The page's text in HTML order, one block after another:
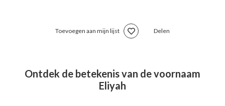
Toevoegen aan mijn lijst Delen
Ontdek de betekenis van de voornaam
Eliyah